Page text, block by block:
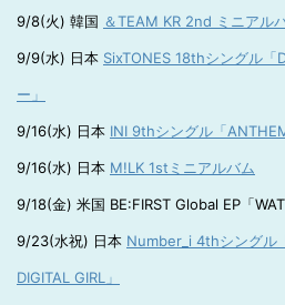
9/8(火) 韓国 ＆TEAM KR 2nd ミニアル
9/9(水) 日本 SixTONES 18thシングル
ー」
9/16(水) 日本 INI 9thシングル「
9/16(水) 日本 M!LK 1stミニアルバム
9/18(金) 米国 BE:FIRST Global EP「
9/23(水祝) 日本 Number_i 4thシングル
DIGITAL GIRL」